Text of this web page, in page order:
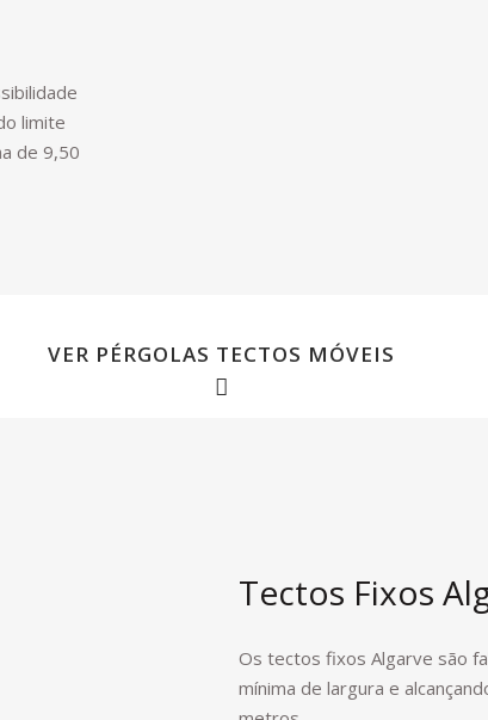
limite
de 9,50
VER PÉRGOLAS TECTOS MÓVEIS
Tectos Fixos
Os tectos fixos Algarve são
mínima de largura e